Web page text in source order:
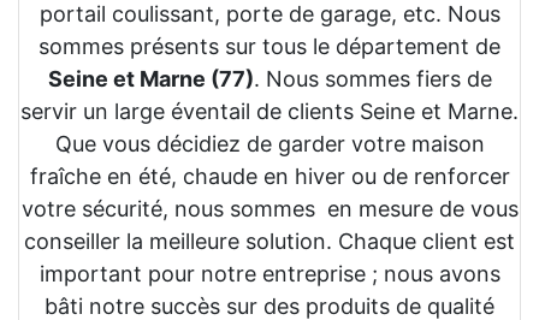
portail coulissant, porte de garage, etc. Nous
sommes présents sur tous le département de
Seine et Marne (77). Nous sommes fiers de
servir un large éventail de clients Seine et Marne.
Que vous décidiez de garder votre maison
fraîche en été, chaude en hiver ou de renforcer
votre sécurité, nous sommes en mesure de vous
conseiller la meilleure solution. Chaque client est
important pour notre entreprise ; nous avons
bâti notre succès sur des produits de qualité